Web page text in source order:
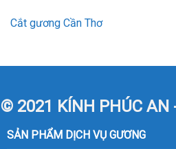
Cắt gương Cần Thơ
© 2021 KÍNH PHÚC AN
SẢN PHẨM DỊCH VỤ GƯƠNG